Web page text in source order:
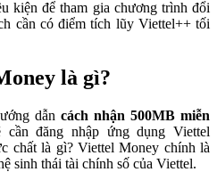
kiện để tham gia chương trình đổi
cần có điểm tích lũy Viettel++ tối
là gì?
dẫn cách nhận 500MB miễn
cần đăng nhập ứng dụng Viettel
chất là gì? Viettel Money chính là
sinh thái tài chính số của Viettel.